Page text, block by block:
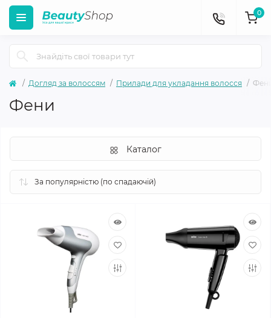
0
Догляд за волоссям Прилади для укладання волосся
Фени
Каталог